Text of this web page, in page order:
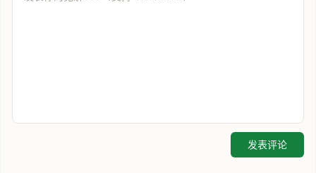
发表评论